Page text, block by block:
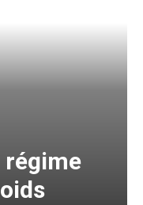
régime